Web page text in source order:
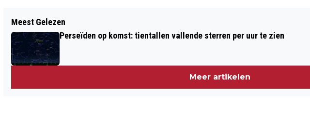
SCHIETENDE AGENT FERGUSON GAAT
VRIJUIT
NATUURLIJK NIET
Meest Gelezen
Perseïden op komst: tientallen vallende sterren per uur te zien
Meer artikelen